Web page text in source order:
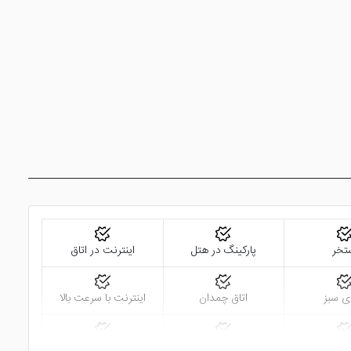
پارکینگ در هتل اینترنت در اتاق
سبز اتاق چمدان اینترنت با سرعت بالا